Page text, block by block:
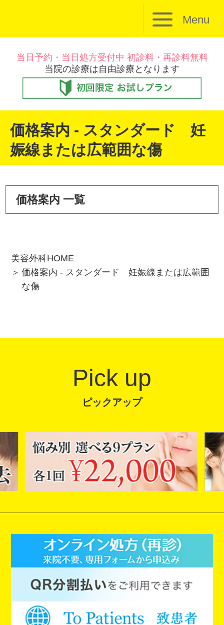
Menu
当日予約・当日処方受付中 初診料・再診料無料
当院の診療は自由診療となります
価格案内 - スタンダード 妊
娠線または広範囲な傷
価格案内 一覧
美容外科HOME
価格案内 - スタンダード 妊娠線または広範囲
な傷
Pick up
ピックアップ